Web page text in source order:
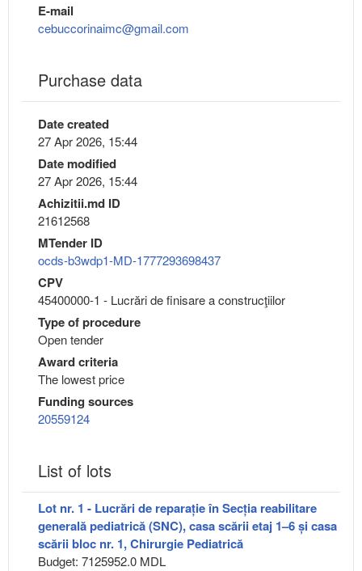
E-mail
cebuccorinaimc@gmail.com
Purchase data
Date created
27 Apr 2026, 15:44
Date modified
27 Apr 2026, 15:44
Achizitii.md ID
21612568
MTender ID
ocds-b3wdp1-MD-1777293698437
CPV
45400000-1 - Lucrări de finisare a construcţiilor
Type of procedure
Open tender
Award criteria
The lowest price
Funding sources
20559124
List of lots
Lot nr. 1 - Lucrări de reparație în Secția reabilitare
generală pediatrică (SNC), casa scării etaj 1–6 și casa
scării bloc nr. 1, Chirurgie Pediatrică
Budget: 7125952.0 MDL